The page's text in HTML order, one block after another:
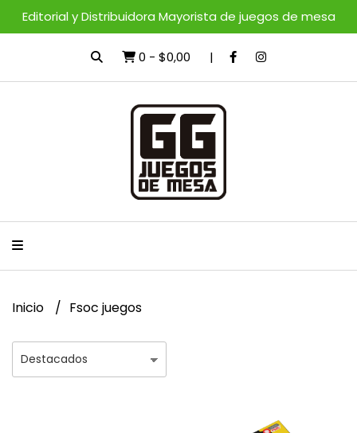
Editorial y Distribuidora Mayorista de juegos de mesa
0 - $0,00
Inicio Fsoc juegos